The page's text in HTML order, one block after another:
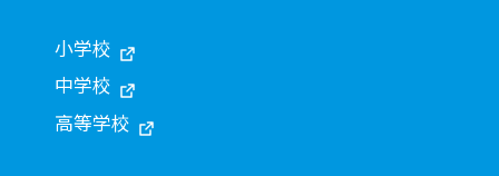
小学校
中学校
高等学校